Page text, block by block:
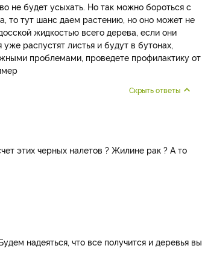
не будет усыхать. Но так можно бороться с
то тут шанс даем растению, но оно может не
жидкостью всего дерева, если они
распустят листья и будут в бутонах,
проблемами, проведете профилактику от
Скрыть ответы
этих черных налетов ? Жилине рак ? А то
надеяться, что все получится и деревья вы